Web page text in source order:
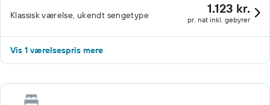
Klassisk værelse, ukendt sengetype 1.123 kr.
pr. nat inkl. gebyrer
Vis 1 værelsespris mere